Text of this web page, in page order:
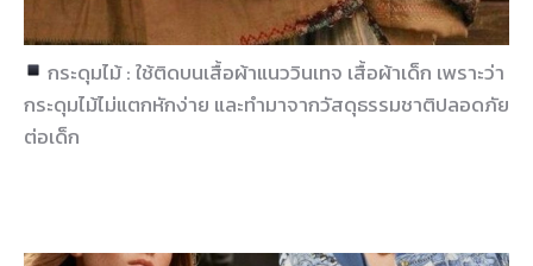
กระดุมไม้ : ใช้ติดบนเสื้อผ้าแนววินเทจ เสื้อผ้าเด็ก เพราะว่า
กระดุมไม้ไม่แตกหักง่าย และทำมาจากวัสดุธรรมชาติปลอดภัย
ต่อเด็ก